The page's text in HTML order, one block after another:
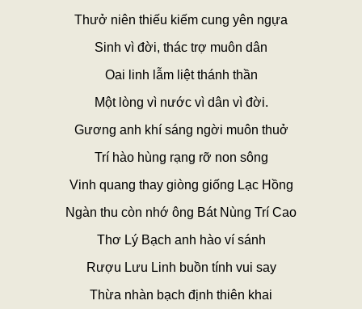
Thưở niên thiếu kiếm cung yên ngựa
Sinh vì đời, thác trợ muôn dân
Oai linh lẫm liệt thánh thần
Một lòng vì nước vì dân vì đời.
Gương anh khí sáng ngời muôn thuở
Trí hào hùng rạng rỡ non sông
Vinh quang thay giòng giống Lạc Hồng
Ngàn thu còn nhớ ông Bát Nùng Trí Cao
Thơ Lý Bạch anh hào ví sánh
Rượu Lưu Linh buồn tính vui say
Thừa nhàn bạch định thiên khai